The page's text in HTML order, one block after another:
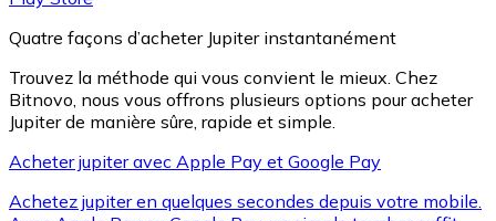
XRP
Quatre façons d’acheter Jupiter instantanément
Trouvez la méthode qui vous convient le mieux. Chez
Bitnovo, nous vous offrons plusieurs options pour acheter
Jupiter de manière sûre, rapide et simple.
Acheter jupiter avec Apple Pay et Google Pay
Achetez jupiter en quelques secondes depuis votre mobile.